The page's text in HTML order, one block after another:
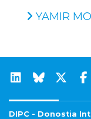
YAMIR
DIPC - Donostia